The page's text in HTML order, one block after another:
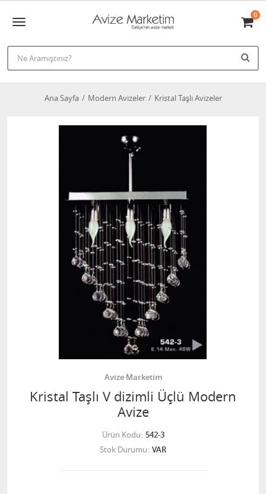
0
Ana Sayfa Modern Avizeler Kristal Taşlı Avizeler
Avize Marketim
Kristal Taşlı V dizimli Üçlü Modern
Avize
Ürün Kodu 542-3
Stok Durumu VAR